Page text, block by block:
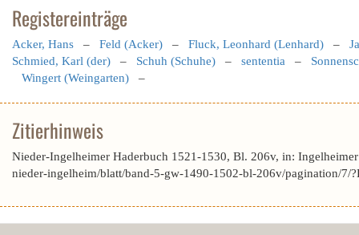
Registereinträge
Acker, Hans – Feld (Acker) – Fluck, Leonhard (Lenhard) –
Schmied, Karl (der) – Schuh (Schuhe) – sententia –
Wingert (Weingarten) –
Zitierhinweis
Nieder-Ingelheimer Haderbuch 1521-1530, Bl. 206v, in:
nieder-ingelheim/blatt/band-5-gw-1490-1502-bl-206v/pagination/